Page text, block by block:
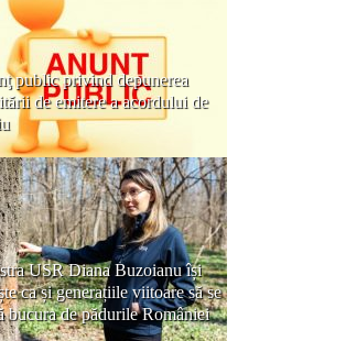
public privind depunerea
de emitere a acordului de
USR Diana Buzoianu își
ca și generațiile viitoare să se
bucura de pădurile României